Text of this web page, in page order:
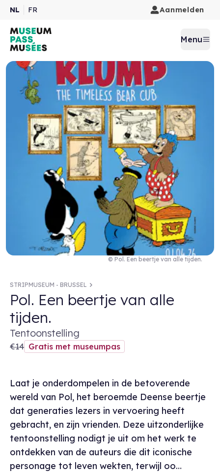
NL FR Aanmelden
Menu
© Pol. Een beertje van alle tijden.
STRIPMUSEUM - BRUSSEL
Pol. Een beertje van alle
tijden.
Tentoonstelling
€14 Gratis met museumpas
Laat je onderdompelen in de betoverende
wereld van Pol, het beroemde Deense beertje
dat generaties lezers in vervoering heeft
gebracht, en zijn vrienden. Deze uitzonderlijke
tentoonstelling nodigt je uit om het werk te
ontdekken van de auteurs die dit iconische
personage tot leven wekten, terwijl oo…